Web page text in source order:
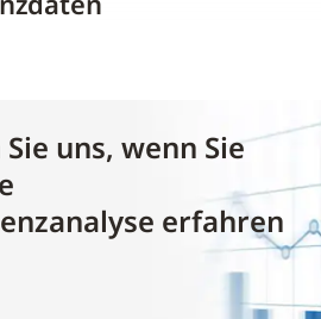
uns, wenn Sie
erfahren